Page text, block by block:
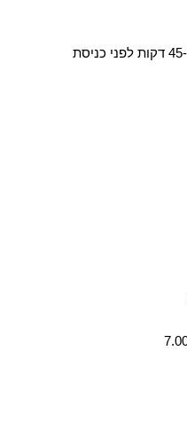
יום ו' פתיחה 7:00 סגירה שעה ו-45 דקות לפני כניסת